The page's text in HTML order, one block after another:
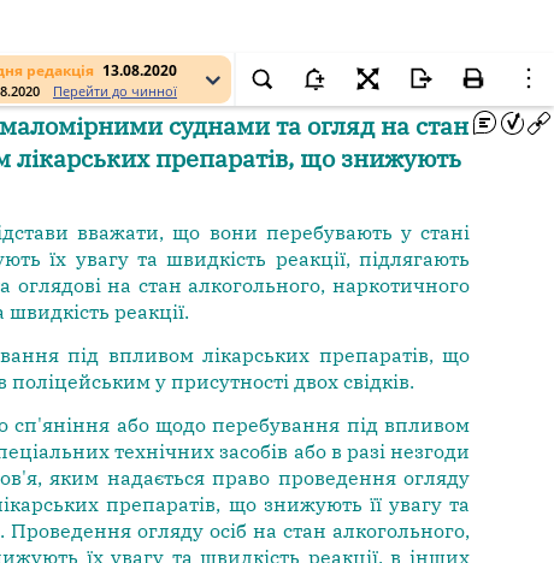
редакція 13.08.2020
Перейти до чинної